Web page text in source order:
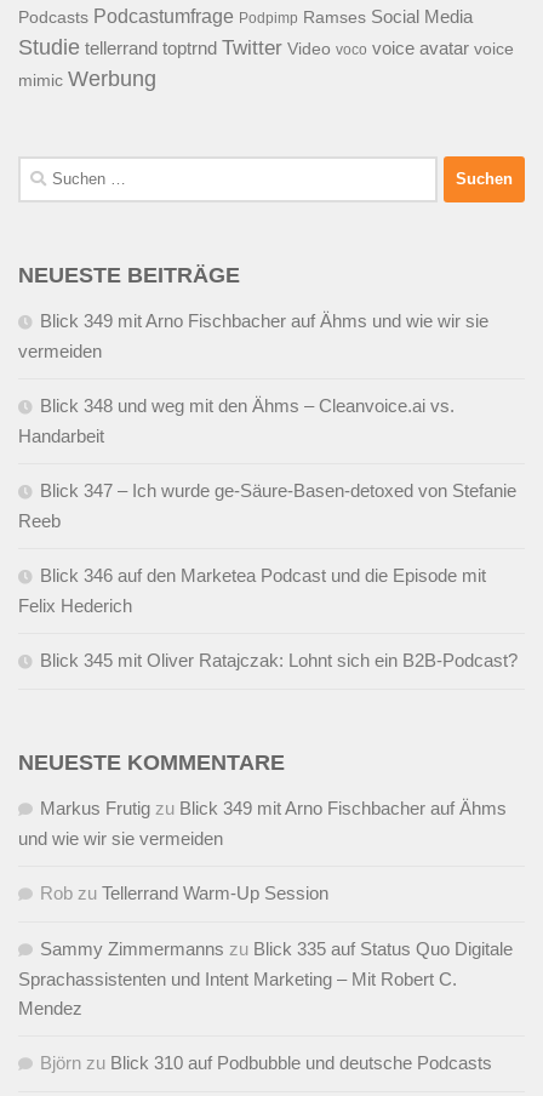
Podcasts Podcastumfrage Podpimp Ramses Social Media
Studie tellerrand toptrnd Twitter Video voco voice avatar voice
mimic Werbung
Suchen
nach:
NEUESTE BEITRÄGE
Blick 349 mit Arno Fischbacher auf Ähms und wie wir sie
vermeiden
Blick 348 und weg mit den Ähms – Cleanvoice.ai vs.
Handarbeit
Blick 347 – Ich wurde ge-Säure-Basen-detoxed von Stefanie
Reeb
Blick 346 auf den Marketea Podcast und die Episode mit
Felix Hederich
Blick 345 mit Oliver Ratajczak: Lohnt sich ein B2B-Podcast?
NEUESTE KOMMENTARE
Markus Frutig zu Blick 349 mit Arno Fischbacher auf Ähms
und wie wir sie vermeiden
Rob zu Tellerrand Warm-Up Session
Sammy Zimmermanns zu Blick 335 auf Status Quo Digitale
Sprachassistenten und Intent Marketing – Mit Robert C.
Mendez
Björn zu Blick 310 auf Podbubble und deutsche Podcasts